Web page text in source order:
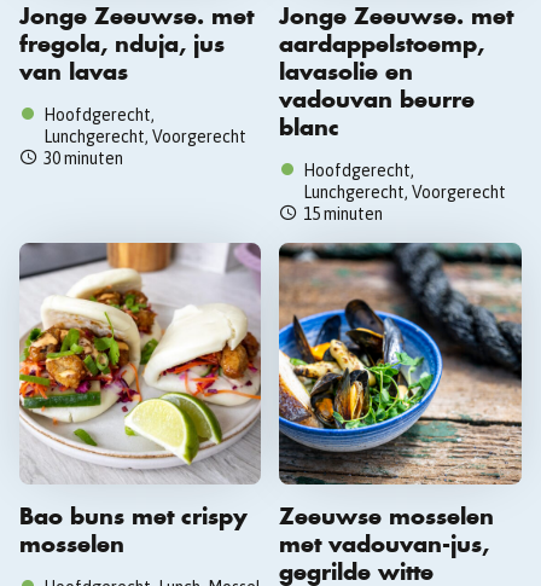
Jonge Zeeuwse. met
fregola, nduja, jus
van lavas
Hoofdgerecht,
Lunchgerecht, Voorgerecht
30 minuten
Jonge Zeeuwse. met
aardappelstoemp,
lavasolie en
vadouvan beurre
blanc
Hoofdgerecht,
Lunchgerecht, Voorgerecht
15 minuten
Bao buns met crispy
mosselen
Zeeuwse mosselen
met vadouvan-jus,
gegrilde witte